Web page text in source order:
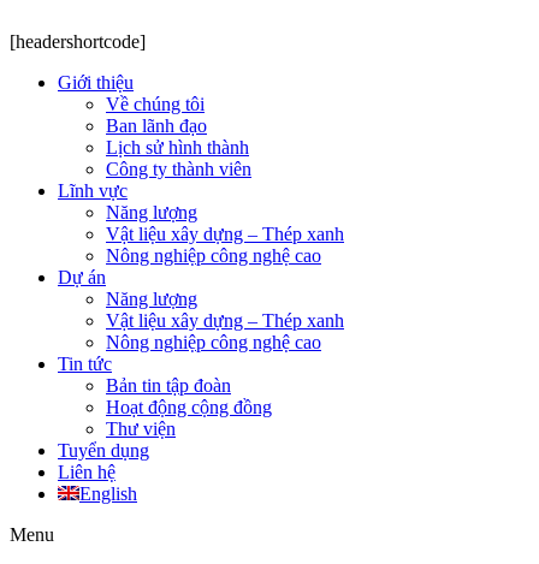
[headershortcode]
Giới thiệu
Về chúng tôi
Ban lãnh đạo
Lịch sử hình thành
Công ty thành viên
Lĩnh vực
Năng lượng
Vật liệu xây dựng – Thép xanh
Nông nghiệp công nghệ cao
Dự án
Năng lượng
Vật liệu xây dựng – Thép xanh
Nông nghiệp công nghệ cao
Tin tức
Bản tin tập đoàn
Hoạt động cộng đồng
Thư viện
Tuyển dụng
Liên hệ
English
Menu